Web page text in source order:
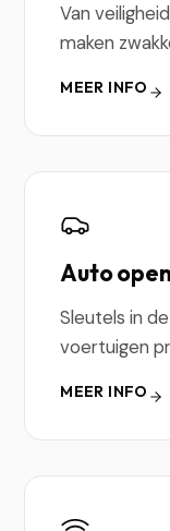
Van
maken
MEER INFO
Auto
Sleutels in
voertuigen
MEER INFO